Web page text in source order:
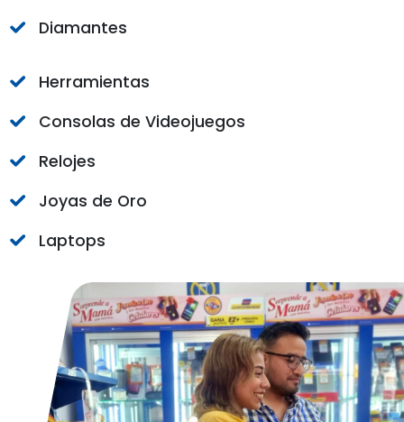
Diamantes
Herramientas
Consolas de Videojuegos
Relojes
Joyas de Oro
Laptops